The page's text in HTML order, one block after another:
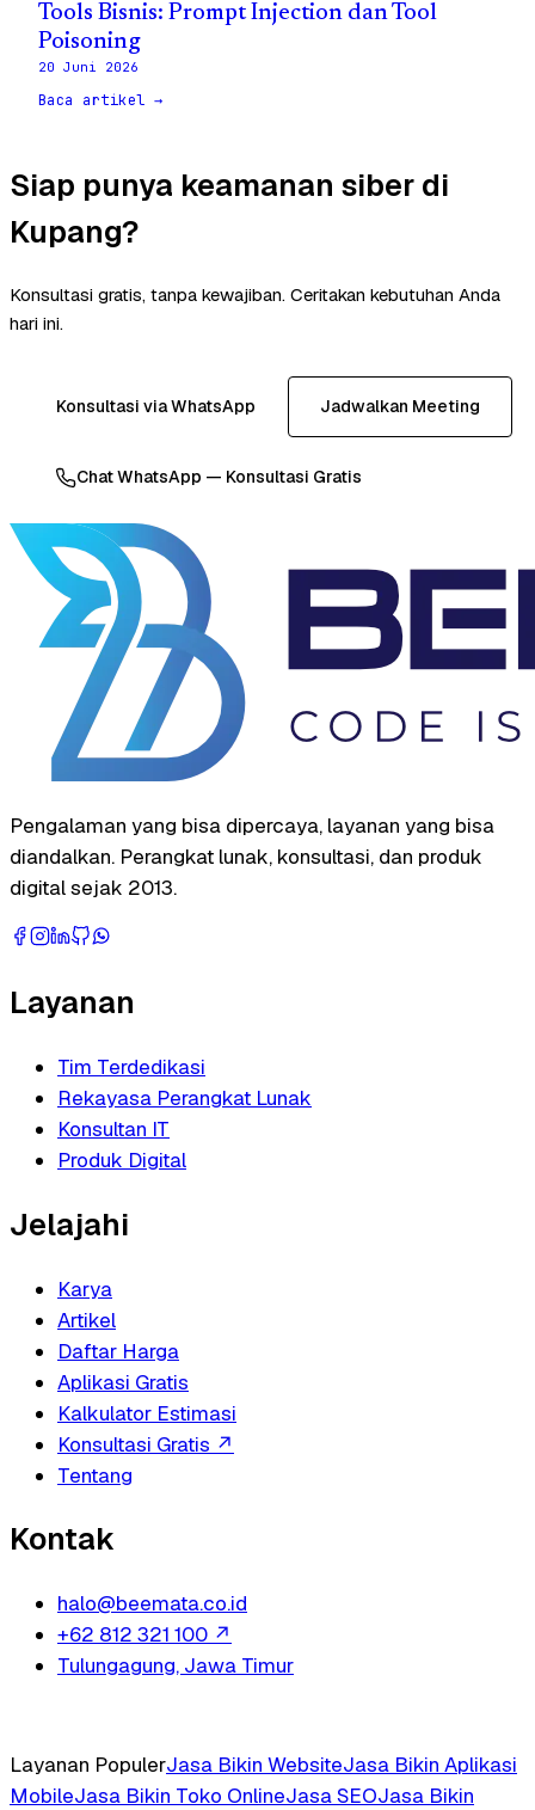
Tools Bisnis: Prompt Injection dan Tool
Poisoning
20 Juni 2026
Baca artikel →
Siap punya keamanan siber di
Kupang?
Konsultasi gratis, tanpa kewajiban. Ceritakan kebutuhan Anda
hari ini.
Konsultasi via WhatsApp Jadwalkan Meeting
Chat WhatsApp — Konsultasi Gratis
Pengalaman yang bisa dipercaya, layanan yang bisa
diandalkan. Perangkat lunak, konsultasi, dan produk
digital sejak 2013.
Layanan
Tim Terdedikasi
Rekayasa Perangkat Lunak
Konsultan IT
Produk Digital
Jelajahi
Karya
Artikel
Daftar Harga
Aplikasi Gratis
Kalkulator Estimasi
Konsultasi Gratis ↗
Tentang
Kontak
halo@beemata.co.id
+62 812 321 100 ↗
Tulungagung, Jawa Timur
Layanan PopulerJasa Bikin WebsiteJasa Bikin Aplikasi
MobileJasa Bikin Toko OnlineJasa SEOJasa Bikin